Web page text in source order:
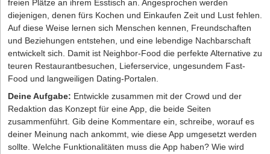
freien Plätze an ihrem Esstisch an. Angesprochen werden
diejenigen, denen fürs Kochen und Einkaufen Zeit und Lust fehlen.
Auf diese Weise lernen sich Menschen kennen, Freundschaften
und Beziehungen entstehen, und eine lebendige Nachbarschaft
entwickelt sich. Damit ist Neighbor-Food die perfekte Alternative zu
teuren Restaurantbesuchen, Lieferservice, ungesundem Fast-
Food und langweiligen Dating-Portalen.
Deine Aufgabe: Entwickle zusammen mit der Crowd und der
Redaktion das Konzept für eine App, die beide Seiten
zusammenführt. Gib deine Kommentare ein, schreibe, worauf es
deiner Meinung nach ankommt, wie diese App umgesetzt werden
sollte. Welche Funktionalitäten muss die App haben? Wie wird